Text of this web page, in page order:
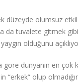
düzeyde olumsuz
tuvalete gitmek
olduğunu
dünyanın en çok
“erkek” olup